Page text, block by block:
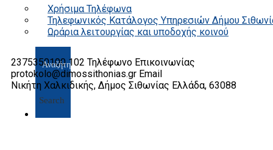
Χρήσιμα Τηλέφωνα
Τηλεφωνικός Κατάλογος Υπηρεσιών Δήμου
Ωράρια λειτουργίας και υποδοχής κοινού
Search
2375350100 102 Τηλέφωνο Επικοινωνίας
protokolo@dimossithonias.gr Email
Νικήτη Χαλκιδικής, Δήμος Σιθωνίας Ελλάδα, 63088